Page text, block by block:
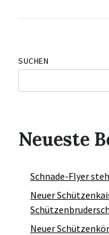
SUCHEN
Neueste
Schnade-Flyer
Neuer
Neuer